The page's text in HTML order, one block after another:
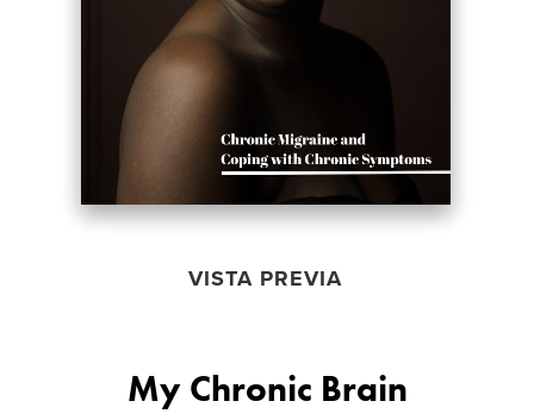
VISTA PREVIA
My Chronic Brain